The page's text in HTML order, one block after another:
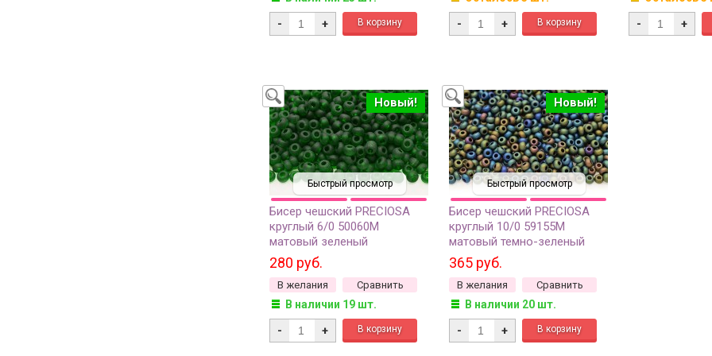
- + - + - +
Быстрый просмотр
Новый!
Бисер чешский PRECIOSA
круглый 6/0 50060М
матовый зеленый
прозрачный, 50г
280 руб.
В желания Сравнить
В наличии 19 шт.
- +
Быстрый просмотр
Новый!
Бисер чешский PRECIOSA
круглый 10/0 59155М
матовый темно-зеленый
непрозрачный ирис, 1 сорт,
50г
365 руб.
В желания Сравнить
В наличии 20 шт.
- +